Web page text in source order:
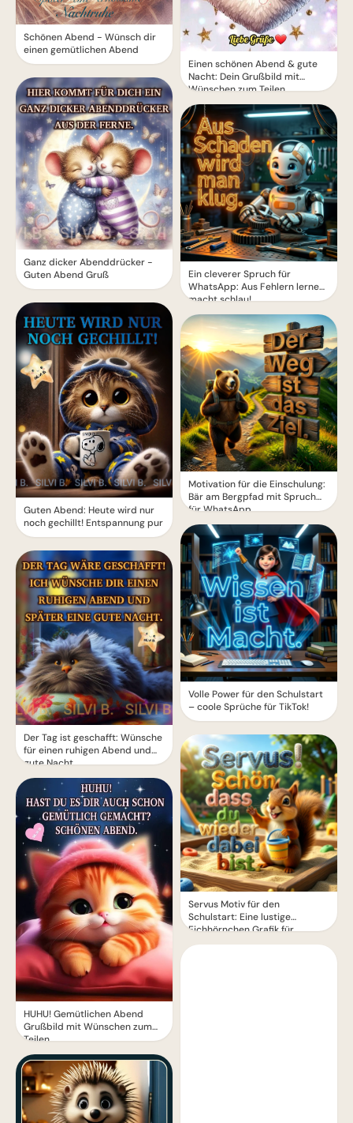
Schönen Abend - Wünsch dir
einen gemütlichen Abend
Ganz dicker Abenddrücker -
Guten Abend Gruß
Guten Abend: Heute wird nur
noch gechillt! Entspannung pur
Der Tag ist geschafft: Wünsche
für einen ruhigen Abend und
gute Nacht.
HUHU! Gemütlichen Abend
Grußbild mit Wünschen zum
Teilen
Einen schönen Abend & gute
Nacht: Dein Grußbild mit
Wünschen zum Teilen
Ein cleverer Spruch für
WhatsApp: Aus Fehlern lernen
macht schlau!
Motivation für die Einschulung:
Bär am Bergpfad mit Spruch
für WhatsApp
Volle Power für den Schulstart
– coole Sprüche für TikTok!
Servus Motiv für den
Schulstart: Eine lustige
Eichhörnchen Grafik für
WhatsApp